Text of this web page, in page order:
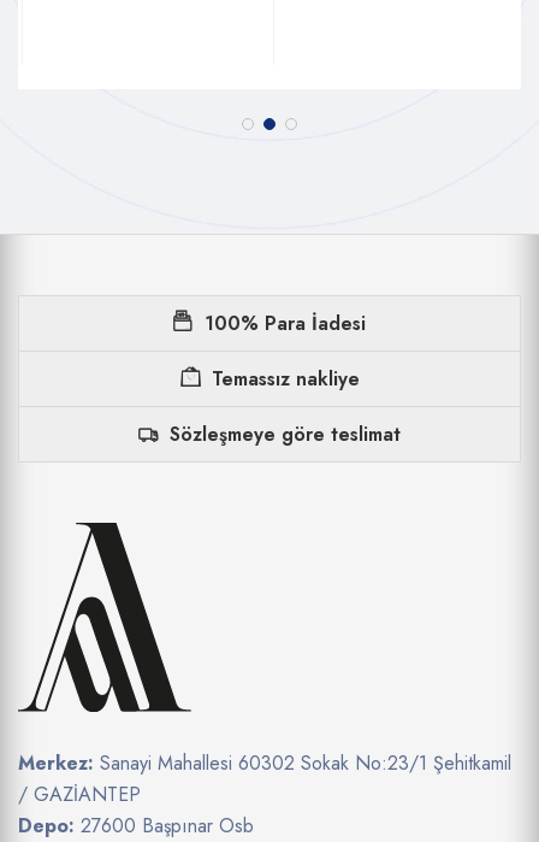
100% Para İadesi
Temassız nakliye
Sözleşmeye göre teslimat
Merkez: Sanayi Mahallesi 60302 Sokak No:23/1 Şehitkamil
/ GAZİANTEP
Depo: 27600 Başpınar Osb